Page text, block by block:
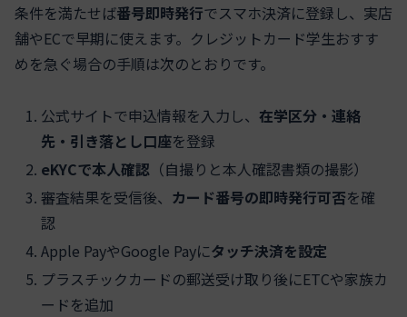
条件を満たせば番号即時発行でスマホ決済に登録し、実店
舗やECで早期に使えます。クレジットカード学生おすす
めを急ぐ場合の手順は次のとおりです。
公式サイトで申込情報を入力し、在学区分・連絡
先・引き落とし口座を登録
eKYCで本人確認 （自撮りと本人確認書類の撮影）
審査結果を受信後、 カード番号の即時発行可否を確
認
Apple PayやGoogle Payにタッチ決済を設定
プラスチックカードの郵送受け取り後にETCや家族カ
ードを追加